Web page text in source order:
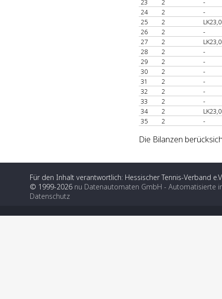
23
2
-
24
2
-
25
2
LK23,0
26
2
-
27
2
LK23,0
28
2
-
29
2
-
30
2
-
31
2
-
32
2
-
33
2
-
34
2
LK23,0
35
2 -
Die Bilanzen
Für den Inhalt verantwortlich: Hessischer Tennis-Verband
© 1999-2026 nu Datenautomaten GmbH - Automatisierte
Datenschutz